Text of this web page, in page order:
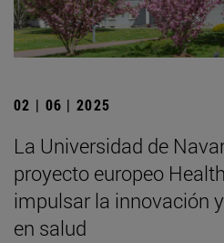
02 | 06 | 2025
La Universidad de
proyecto europeo
impulsar la innovación
en salud